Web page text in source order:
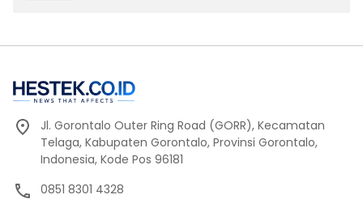
Jl. Gorontalo Outer Ring Road (GORR), Kecamatan
Telaga, Kabupaten Gorontalo, Provinsi Gorontalo,
Indonesia, Kode Pos 96181
0851 8301 4328